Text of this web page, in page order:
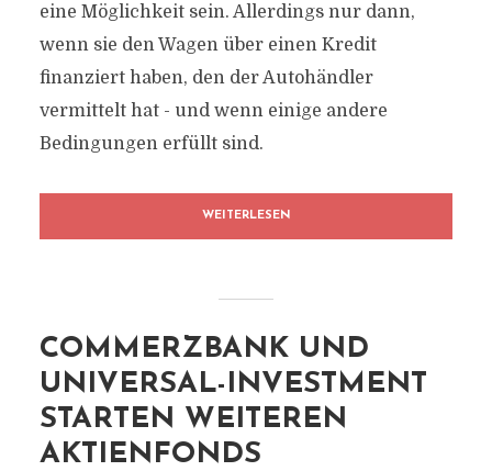
eine Möglichkeit sein. Allerdings nur dann,
wenn sie den Wagen über einen Kredit
finanziert haben, den der Autohändler
vermittelt hat - und wenn einige andere
Bedingungen erfüllt sind.
WEITERLESEN
COMMERZBANK UND
UNIVERSAL-INVESTMENT
STARTEN WEITEREN
AKTIENFONDS